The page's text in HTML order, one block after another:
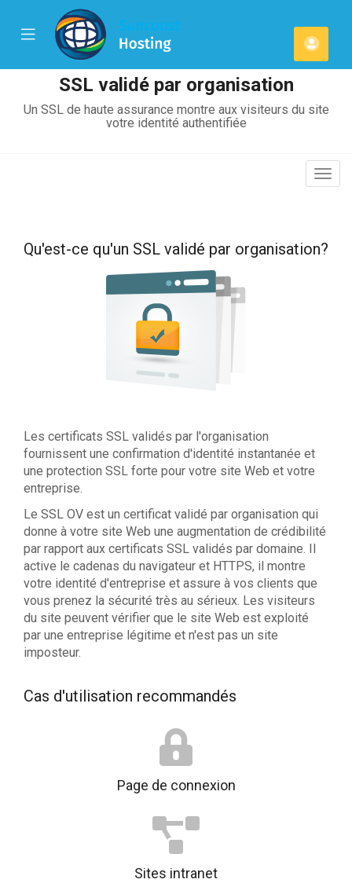
Mobile
Menu
client
SSL validé par organisation
Un SSL de haute assurance montre aux visiteurs du site
votre identité authentifiée
Qu'est-ce qu'un SSL validé par organisation?
Les certificats SSL validés par l'organisation
fournissent une confirmation d'identité instantanée et
une protection SSL forte pour votre site Web et votre
entreprise.
Le SSL OV est un certificat validé par organisation qui
donne à votre site Web une augmentation de crédibilité
par rapport aux certificats SSL validés par domaine. Il
active le cadenas du navigateur et HTTPS, il montre
votre identité d'entreprise et assure à vos clients que
vous prenez la sécurité très au sérieux. Les visiteurs
du site peuvent vérifier que le site Web est exploité
par une entreprise légitime et n'est pas un site
imposteur.
Cas d'utilisation recommandés
Page de connexion
Sites intranet